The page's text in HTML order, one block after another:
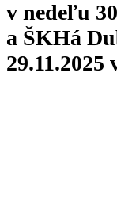
v nedeľu
a ŠKHá